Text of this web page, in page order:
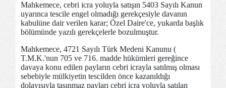
Mahkemece, cebri icra yoluyla satışın 5403 Sayılı Kanun
uyarınca tescile engel olmadığı gerekçesiyle davanın
kabulüne dair verilen karar; Özel Daire'ce, yukarda başlık
bölümünde yazılı gerekçelerle bozulmuştur.
Mahkemece, 4721 Sayılı Türk Medeni Kanunu (
T.M.K.'nun 705 ve 716. madde hükümleri gereğince
davaya konu edilen payların cebri icrayla satılmış olması
sebebiyle mülkiyetin tescilden önce kazanıldığı
dolayısıyla taşınmaz payları cebri icra yoluyla satılan